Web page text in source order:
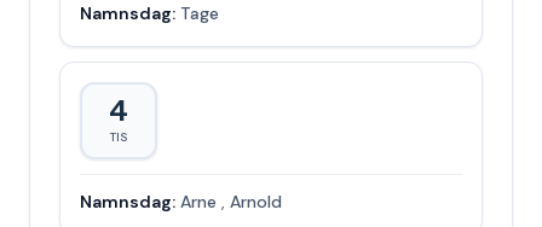
Namnsdag: Tage
4
TIS
Namnsdag: Arne , Arnold